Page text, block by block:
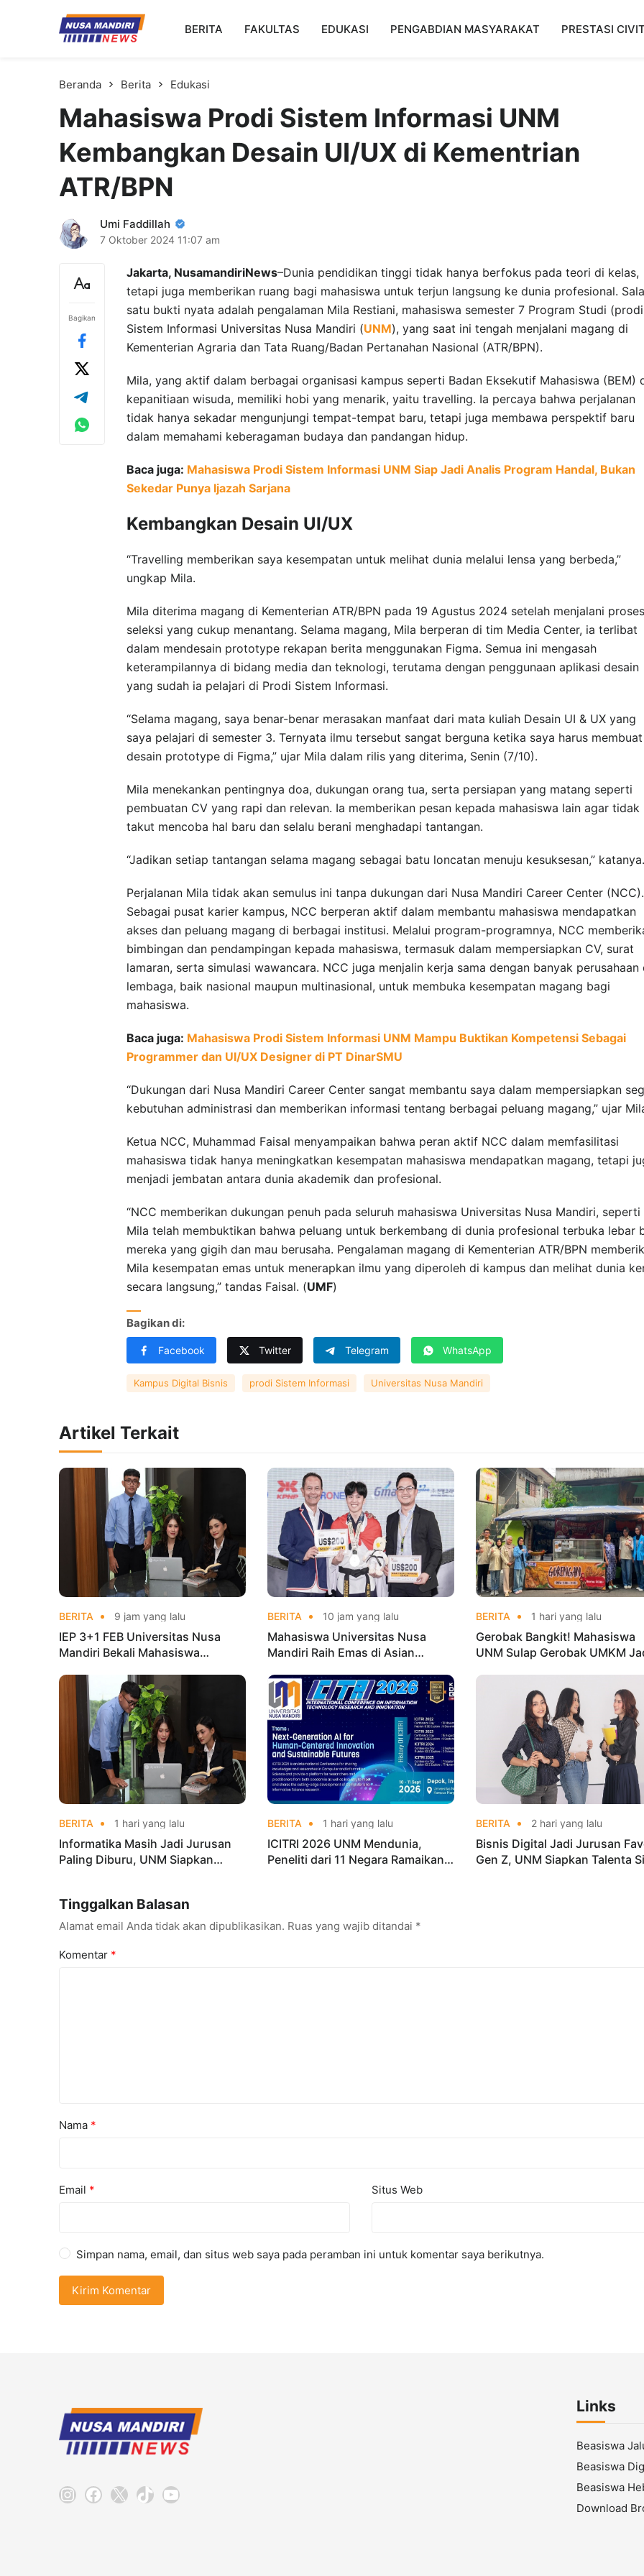
Kampus Digital Bisnis
Universitas Nusa Mandiri
BERITA FAKULTAS EDUKASI PENGABDIAN MASYARAKAT PRESTASI
Beranda Berita Edukasi
Mahasiswa Prodi Sistem Informasi UNM
Kembangkan Desain UI/UX di Kementrian
ATR/BPN
Umi Faddillah
7 Oktober 2024 11:07 am
Bagikan
Jakarta, NusamandiriNews–Dunia pendidikan tinggi tidak hanya berfokus pada teori di kelas,
tetapi juga memberikan ruang bagi mahasiswa untuk terjun langsung ke dunia profesional.
satu bukti nyata adalah pengalaman Mila Restiani, mahasiswa semester 7 Program Studi
Sistem Informasi Universitas Nusa Mandiri (UNM), yang saat ini tengah menjalani magang di
Kementerian Agraria dan Tata Ruang/Badan Pertanahan Nasional (ATR/BPN).
Mila, yang aktif dalam berbagai organisasi kampus seperti Badan Eksekutif Mahasiswa (BEM)
kepanitiaan wisuda, memiliki hobi yang menarik, yaitu travelling. Ia percaya bahwa perjalanan
tidak hanya sekadar mengunjungi tempat-tempat baru, tetapi juga membawa perspektif baru
dalam memahami keberagaman budaya dan pandangan hidup.
Baca juga: Mahasiswa Prodi Sistem Informasi UNM Siap Jadi Analis Program Handal, Bukan
Sekedar Punya Ijazah Sarjana
Kembangkan Desain UI/UX
“Travelling memberikan saya kesempatan untuk melihat dunia melalui lensa yang berbeda,”
ungkap Mila.
Mila diterima magang di Kementerian ATR/BPN pada 19 Agustus 2024 setelah menjalani proses
seleksi yang cukup menantang. Selama magang, Mila berperan di tim Media Center, ia terlibat
dalam mendesain prototype rekapan berita menggunakan Figma. Semua ini mengasah
keterampilannya di bidang media dan teknologi, terutama dengan penggunaan aplikasi desain
yang sudah ia pelajari di Prodi Sistem Informasi.
“Selama magang, saya benar-benar merasakan manfaat dari mata kuliah Desain UI & UX yang
saya pelajari di semester 3. Ternyata ilmu tersebut sangat berguna ketika saya harus membuat
desain prototype di Figma,” ujar Mila dalam rilis yang diterima, Senin (7/10).
Mila menekankan pentingnya doa, dukungan orang tua, serta persiapan yang matang seperti
pembuatan CV yang rapi dan relevan. Ia memberikan pesan kepada mahasiswa lain agar tidak
takut mencoba hal baru dan selalu berani menghadapi tantangan.
“Jadikan setiap tantangan selama magang sebagai batu loncatan menuju kesuksesan,” katanya.
Perjalanan Mila tidak akan semulus ini tanpa dukungan dari Nusa Mandiri Career Center (NCC).
Sebagai pusat karier kampus, NCC berperan aktif dalam membantu mahasiswa mendapatkan
akses dan peluang magang di berbagai institusi. Melalui program-programnya, NCC
bimbingan dan pendampingan kepada mahasiswa, termasuk dalam mempersiapkan CV, surat
lamaran, serta simulasi wawancara. NCC juga menjalin kerja sama dengan banyak perusahaan
lembaga, baik nasional maupun multinasional, untuk membuka kesempatan magang bagi
mahasiswa.
Baca juga: Mahasiswa Prodi Sistem Informasi UNM Mampu Buktikan Kompetensi Sebagai
Programmer dan UI/UX Designer di PT DinarSMU
“Dukungan dari Nusa Mandiri Career Center sangat membantu saya dalam mempersiapkan
kebutuhan administrasi dan memberikan informasi tentang berbagai peluang magang,” ujar
Ketua NCC, Muhammad Faisal menyampaikan bahwa peran aktif NCC dalam memfasilitasi
mahasiswa tidak hanya meningkatkan kesempatan mahasiswa mendapatkan magang, tetapi
menjadi jembatan antara dunia akademik dan profesional.
“NCC memberikan dukungan penuh pada seluruh mahasiswa Universitas Nusa Mandiri, seperti
Mila telah membuktikan bahwa peluang untuk berkembang di dunia profesional terbuka lebar
mereka yang gigih dan mau berusaha. Pengalaman magang di Kementerian ATR/BPN
Mila kesempatan emas untuk menerapkan ilmu yang diperoleh di kampus dan melihat dunia
secara langsung,” tandas Faisal. (UMF)
Bagikan di:
Facebook Twitter Telegram WhatsApp
Kampus Digital Bisnis prodi Sistem Informasi Universitas Nusa Mandiri
Artikel Terkait
BERITA 9 jam yang lalu
IEP 3+1 FEB Universitas Nusa
Mandiri Bekali Mahasiswa
BERITA 10 jam yang lalu
Mahasiswa Universitas Nusa
Mandiri Raih Emas di Asian
Championships 2026
BERITA 1 hari yang lalu
Gerobak Bangkit! Mahasiswa
UNM Sulap Gerobak UMKM
BERITA 1 hari yang lalu
Informatika Masih Jadi Jurusan
Paling Diburu, UNM Siapkan
BERITA 1 hari yang lalu
ICITRI 2026 UNM Mendunia,
Peneliti dari 11 Negara Ramaikan
BERITA 2 hari yang lalu
Bisnis Digital Jadi Jurusan
Gen Z, UNM Siapkan Talenta
Tinggalkan Balasan
Alamat email Anda tidak akan dipublikasikan. Ruas yang wajib ditandai *
Komentar *
Nama *
Email * Situs Web
Simpan nama, email, dan situs web saya pada peramban ini untuk komentar saya berikutnya.
Instagram
Facebook
X TikTokYouTube
Links
Beasiswa
Beasiswa
Beasiswa
Download